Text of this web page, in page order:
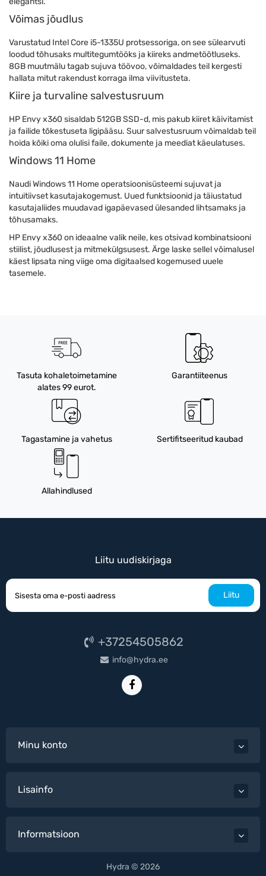
Võimas jõudlus
Varustatud Intel Core i5-1335U protsessoriga, on see sülearvuti
loodud tõhusaks multitegumtööks ja kiireks andmetöötluseks.
8GB muutmälu tagab sujuva töövoo, võimaldades teil kergesti
hallata mitut rakendust korraga ilma viivitusteta.
Kiire ja turvaline salvestusruum
HP Envy x360 sisaldab 512GB SSD-d, mis pakub kiiret käivitamist
ja failide tõkestuseta ligipääsu. Suur salvestusruum võimaldab teil
hoida kõiki oma olulisi faile, dokumente ja meediat käeulatuses.
Windows 11 Home
Naudi Windows 11 Home operatsioonisüsteemi sujuvat ja
intuitiivset kasutajakogemust. Uued funktsioonid ja täiustatud
kasutajaliides muudavad igapäevased ülesanded lihtsamaks ja
tõhusamaks.
HP Envy x360 on ideaalne valik neile, kes otsivad kombinatsiooni
stiilist, jõudlusest ja mitmekülgsusest. Ärge laske sellel võimalusel
käest lipsata ning viige oma digitaalsed kogemused uuele
tasemele.
Tasuta kohaletoimetamine
alates 99 eurot.
Garantiiteenus
Tagastamine ja vahetus Sertifitseeritud kaubad
Allahindlused
Liitu uudiskirjaga
Liitu
+37254505862
info@hydra.ee
Minu konto
Lisainfo
Informatsioon
Hydra © 2026